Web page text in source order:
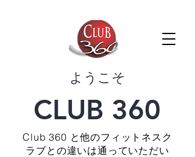
​ようこそ
CLUB 360
Club 360 と他のフィットネスク
ラブとの違いは通っていただい